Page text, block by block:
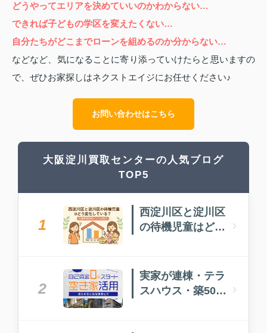
どうやってエリアを決めていいのかわからない…
できれば子どもの学区を変えたくない…
自分たちがどこまでローンを組めるのか分からない…
などなど、気になることに寄り添っていけたらと思いますの
で、ぜひお家探しはネクストエイジにお任せください♪
お問い合わせはこちら
大阪淀川買取センターの人気ブログ
TOP5
1
西淀川区と淀川区
の待機児童はどう
も紹介
›
2
実家が連棟・テラ
スハウス・築50年
›